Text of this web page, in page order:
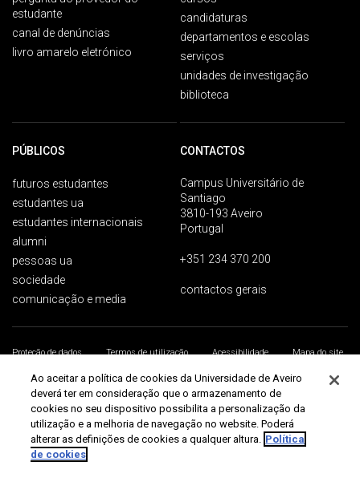
estudante
canal de denúncias
livro amarelo eletrónico
candidaturas
departamentos e escolas
serviços
unidades de investigação
biblioteca
PÚBLICOS
futuros estudantes
estudantes ua
estudantes internacionais
alumni
pessoas ua
sociedade
comunicação e media
CONTACTOS
Campus Universitário de
Santiago
3810-193 Aveiro
Portugal
+351 234 370 200
contactos gerais
Proteção de dados Termos de utilização Acessibilidade
Mapa do site
Universidade de Aveiro 2026
Ao aceitar a política de cookies da Universidade de Aveiro
deverá ter em consideração que o armazenamento de
cookies no seu dispositivo possibilita a personalização da
utilização e a melhoria de navegação no website. Poderá
alterar as definições de cookies a qualquer altura. Política
de cookies